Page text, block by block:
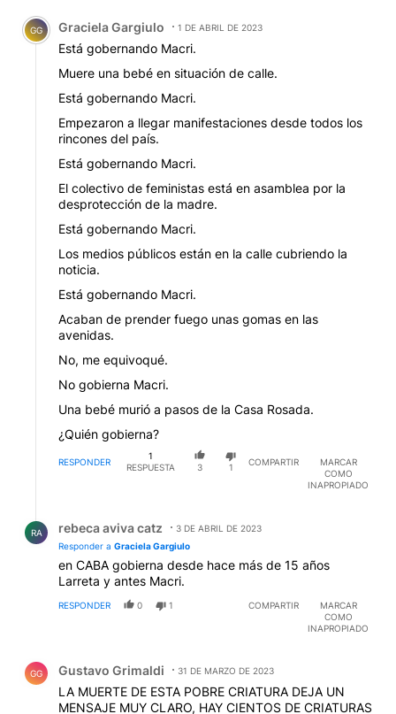
Comentario de Graciela Gargiulo.
GG Graciela Gargiulo 1 DE ABRIL DE 2023
Está gobernando Macri.
Muere una bebé en situación de calle.
Está gobernando Macri.
Empezaron a llegar manifestaciones desde todos los
rincones del país.
Está gobernando Macri.
El colectivo de feministas está en asamblea por la
desprotección de la madre.
Está gobernando Macri.
Los medios públicos están en la calle cubriendo la
noticia.
Está gobernando Macri.
Acaban de prender fuego unas gomas en las
avenidas.
No, me equivoqué.
No gobierna Macri.
Una bebé murió a pasos de la Casa Rosada.
¿Quién gobierna?
RESPONDER
1
RESPUESTA
3 1
COMPARTIR
MARCAR
COMO
INAPROPIADO
RA rebeca aviva catz
3 DE ABRIL DE 2023
Responder a Graciela Gargiulo
en CABA gobierna desde hace más de 15 años
Larreta y antes Macri.
RESPONDER 0 1 COMPARTIR
MARCAR
COMO
INAPROPIADO
GG Gustavo Grimaldi 31 DE MARZO DE 2023
LA MUERTE DE ESTA POBRE CRIATURA DEJA UN
MENSAJE MUY CLARO, HAY CIENTOS DE CRIATURAS